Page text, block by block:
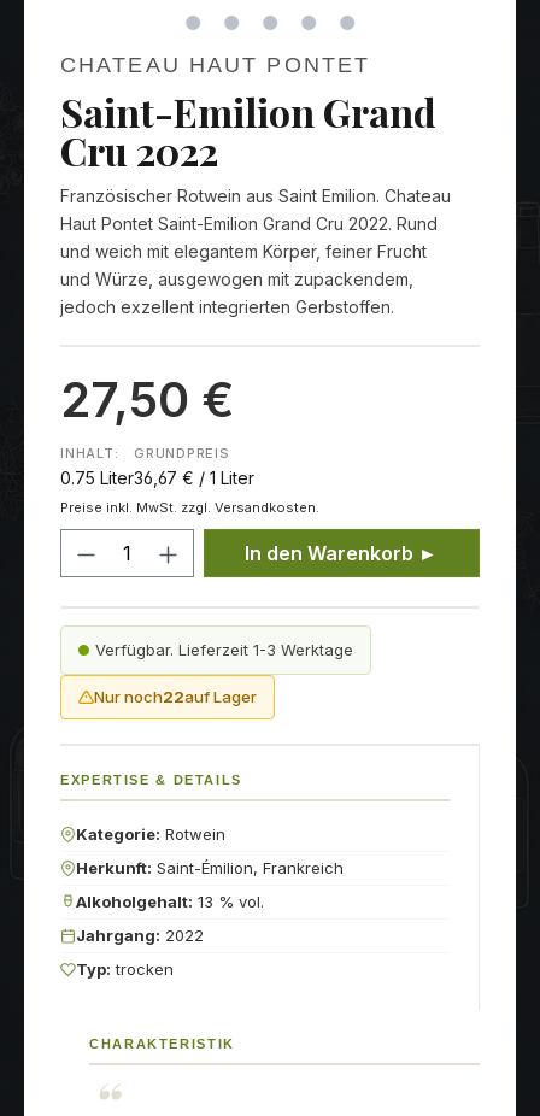
CHATEAU HAUT PONTET
Saint-Emilion Grand
Cru 2022
Französischer Rotwein aus Saint Emilion. Chateau
Haut Pontet Saint-Emilion Grand Cru 2022. Rund
und weich mit elegantem Körper, feiner Frucht
und Würze, ausgewogen mit zupackendem,
jedoch exzellent integrierten Gerbstoffen.
27,50 €
INHALT:
0.75 Liter
GRUNDPREIS
36,67 € / 1 Liter
Preise inkl. MwSt. zzgl. Versandkosten.
Produkt Anzahl: Gib den
In den Warenkorb ►
Verfügbar. Lieferzeit 1-3 Werktage
Nur noch22auf Lager
EXPERTISE & DETAILS
Kategorie: Rotwein
Herkunft: Saint-Émilion, Frankreich
Alkoholgehalt: 13 % vol.
Jahrgang: 2022
Typ: trocken
CHARAKTERISTIK